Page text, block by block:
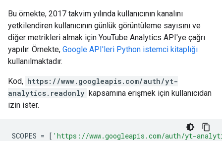
Bu örnekte, 2017 takvim yılında kullanıcının kanalını
yetkilendiren kullanıcının günlük görüntüleme sayısını ve
diğer metrikleri almak için YouTube Analytics API'ye çağrı
yapılır. Örnekte, Google API'leri Python istemci kitaplığı
kullanılmaktadır.
Kod, https://www.googleapis.com/auth/yt-
analytics.readonly kapsamına erişmek için kullanıcıdan
izin ister.
SCOPES = [ 'https://www.googleapis.com/auth/yt-